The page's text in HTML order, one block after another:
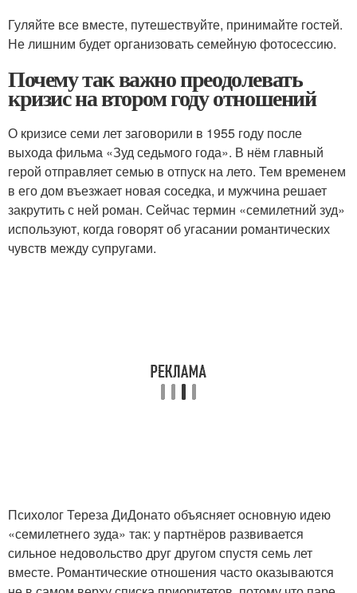
Гуляйте все вместе, путешествуйте, принимайте гостей.
Не лишним будет организовать семейную фотосессию.
Почему так важно преодолевать
кризис на втором году отношений
О кризисе семи лет заговорили в 1955 году после
выхода фильма «Зуд седьмого года». В нём главный
герой отправляет семью в отпуск на лето. Тем временем
в его дом въезжает новая соседка, и мужчина решает
закрутить с ней роман. Сейчас термин «семилетний зуд»
используют, когда говорят об угасании романтических
чувств между супругами.
Психолог Тереза ​​ДиДонато объясняет основную идею
«семилетнего зуда» так: у партнёров развивается
сильное недовольство друг другом спустя семь лет
вместе. Романтические отношения часто оказываются